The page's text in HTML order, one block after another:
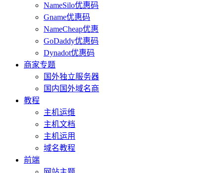
NameSilo优惠码
Gname优惠码
NameCheap优惠
GoDaddy优惠码
Dynadot优惠码
商家专题
国外独立服务器
国内国外域名商
教程
主机运维
主机文档
主机运用
域名教程
前端